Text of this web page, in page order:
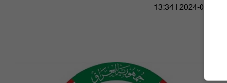
13:34 | 2024-06-07